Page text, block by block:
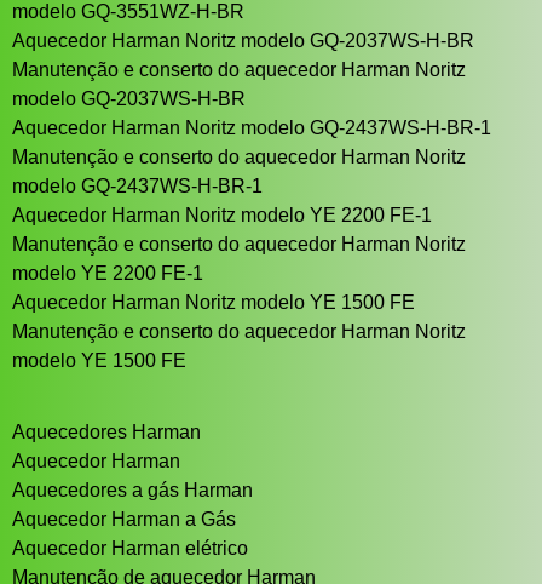
modelo GQ-3551WZ-H-BR
Aquecedor Harman Noritz modelo GQ-2037WS-H-BR
Manutenção e conserto do aquecedor Harman Noritz
modelo GQ-2037WS-H-BR
Aquecedor Harman Noritz modelo GQ-2437WS-H-BR-1
Manutenção e conserto do aquecedor Harman Noritz
modelo GQ-2437WS-H-BR-1
Aquecedor Harman Noritz modelo YE 2200 FE-1
Manutenção e conserto do aquecedor Harman Noritz
modelo YE 2200 FE-1
Aquecedor Harman Noritz modelo YE 1500 FE
Manutenção e conserto do aquecedor Harman Noritz
modelo YE 1500 FE
Aquecedores Harman
Aquecedor Harman
Aquecedores a gás Harman
Aquecedor Harman a Gás
Aquecedor Harman elétrico
Manutenção de aquecedor Harman